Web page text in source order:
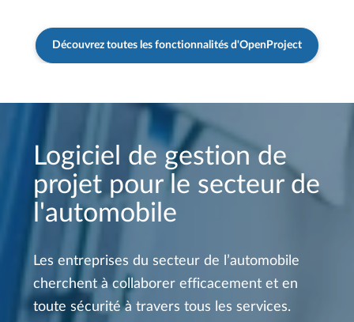
Découvrez toutes les fonctionnalités d'OpenProject
Logiciel de gestion de
projet pour le secteur de
l'automobile
Les entreprises du secteur de l’automobile
cherchent à collaborer efficacement et en
toute sécurité à travers tous les services.